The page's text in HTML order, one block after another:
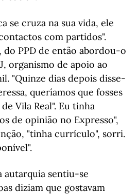
se cruza na sua vida, ele
com partidos".
do PPD de então abordou-o
organismo de apoio ao
"Quinze dias depois disse-
queríamos que fosses
Vila Real". Eu tinha
de opinião no Expresso",
"tinha currículo", sorri.
autarquia sentiu-se
diziam que gostavam